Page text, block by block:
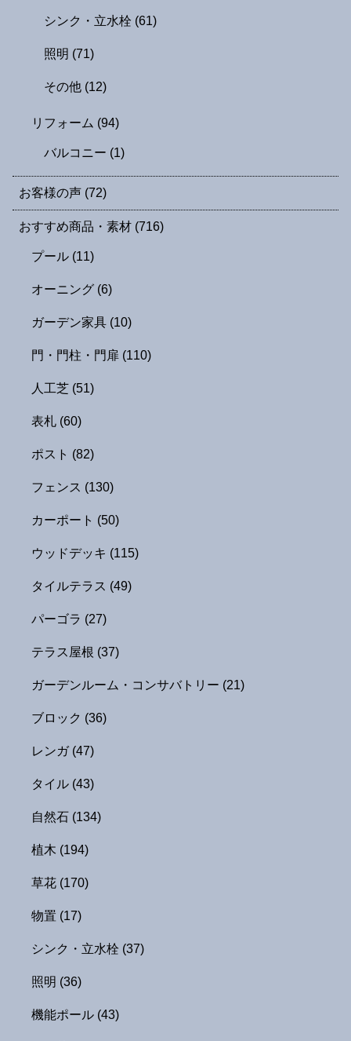
シンク・立水栓 (61)
照明 (71)
その他 (12)
リフォーム (94)
バルコニー (1)
お客様の声 (72)
おすすめ商品・素材 (716)
プール (11)
オーニング (6)
ガーデン家具 (10)
門・門柱・門扉 (110)
人工芝 (51)
表札 (60)
ポスト (82)
フェンス (130)
カーポート (50)
ウッドデッキ (115)
タイルテラス (49)
パーゴラ (27)
テラス屋根 (37)
ガーデンルーム・コンサバトリー (21)
ブロック (36)
レンガ (47)
タイル (43)
自然石 (134)
植木 (194)
草花 (170)
物置 (17)
シンク・立水栓 (37)
照明 (36)
機能ポール (43)